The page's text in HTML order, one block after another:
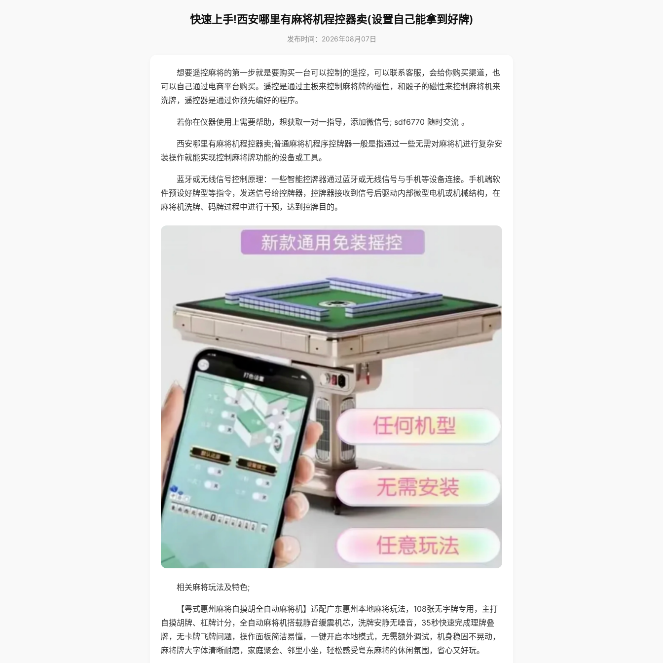
快速上手!西安哪里有麻将机程控器卖(设置自己能拿到好牌)
发布时间：2026年08月07日
想要遥控麻将的第一步就是要购买一台可以控制的遥控，可以联系客服，会给你购买渠道，也
可以自己通过电商平台购买。遥控是通过主板来控制麻将牌的磁性，和骰子的磁性来控制麻将机来
洗牌，遥控器是通过你预先编好的程序。
若你在仪器使用上需要帮助，想获取一对一指导，添加微信号; sdf6770 随时交流 。
西安哪里有麻将机程控器卖;普通麻将机程序控牌器一般是指通过一些无需对麻将机进行复杂安
装操作就能实现控制麻将牌功能的设备或工具。
蓝牙或无线信号控制原理：一些智能控牌器通过蓝牙或无线信号与手机等设备连接。手机端软
件预设好牌型等指令，发送信号给控牌器，控牌器接收到信号后驱动内部微型电机或机械结构，在
麻将机洗牌、码牌过程中进行干预，达到控牌目的。
相关麻将玩法及特色;
【粤式惠州麻将自摸胡全自动麻将机】适配广东惠州本地麻将玩法，108张无字牌专用，主打
自摸胡牌、杠牌计分，全自动麻将机搭载静音缓震机芯，洗牌安静无噪音，35秒快速完成理牌叠
牌，无卡牌飞牌问题，操作面板简洁易懂，一键开启本地模式，无需额外调试，机身稳固不晃动，
麻将牌大字体清晰耐磨，家庭聚会、邻里小坐，轻松感受粤东麻将的休闲氛围，省心又好玩。